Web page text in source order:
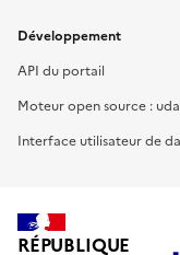
Développement
API du portail
Moteur open source :
Interface utilisateur de
RÉPUBLIQUE